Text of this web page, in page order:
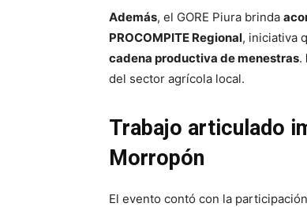
Además, el GORE Piura brinda
PROCOMPITE Regional, iniciativa
cadena productiva de menestras.
del sector agrícola local.
Trabajo articulado
Morropón
El evento contó con la